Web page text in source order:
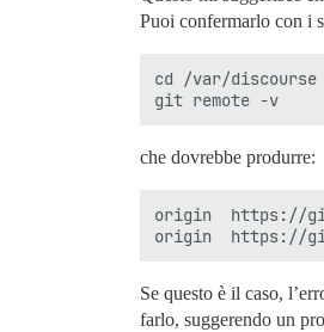
Puoi confermarlo con i
cd /var/discourse
che dovrebbe produrre:
origin	https://github.com/discourse/discourse_docker.git (fetch)
Se questo è il caso,
farlo, suggerendo un